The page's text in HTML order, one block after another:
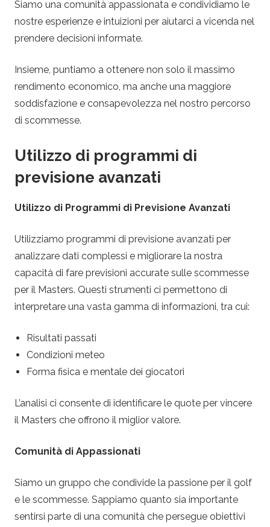
Siamo una comunità appassionata e condividiamo le
nostre esperienze e intuizioni per aiutarci a vicenda nel
prendere decisioni informate.
Insieme, puntiamo a ottenere non solo il massimo
rendimento economico, ma anche una maggiore
soddisfazione e consapevolezza nel nostro percorso
di scommesse.
Utilizzo di programmi di
previsione avanzati
Utilizzo di Programmi di Previsione Avanzati
Utilizziamo programmi di previsione avanzati per
analizzare dati complessi e migliorare la nostra
capacità di fare previsioni accurate sulle scommesse
per il Masters. Questi strumenti ci permettono di
interpretare una vasta gamma di informazioni, tra cui:
Risultati passati
Condizioni meteo
Forma fisica e mentale dei giocatori
L’analisi ci consente di identificare le quote per vincere
il Masters che offrono il miglior valore.
Comunità di Appassionati
Siamo un gruppo che condivide la passione per il golf
e le scommesse. Sappiamo quanto sia importante
sentirsi parte di una comunità che persegue obiettivi